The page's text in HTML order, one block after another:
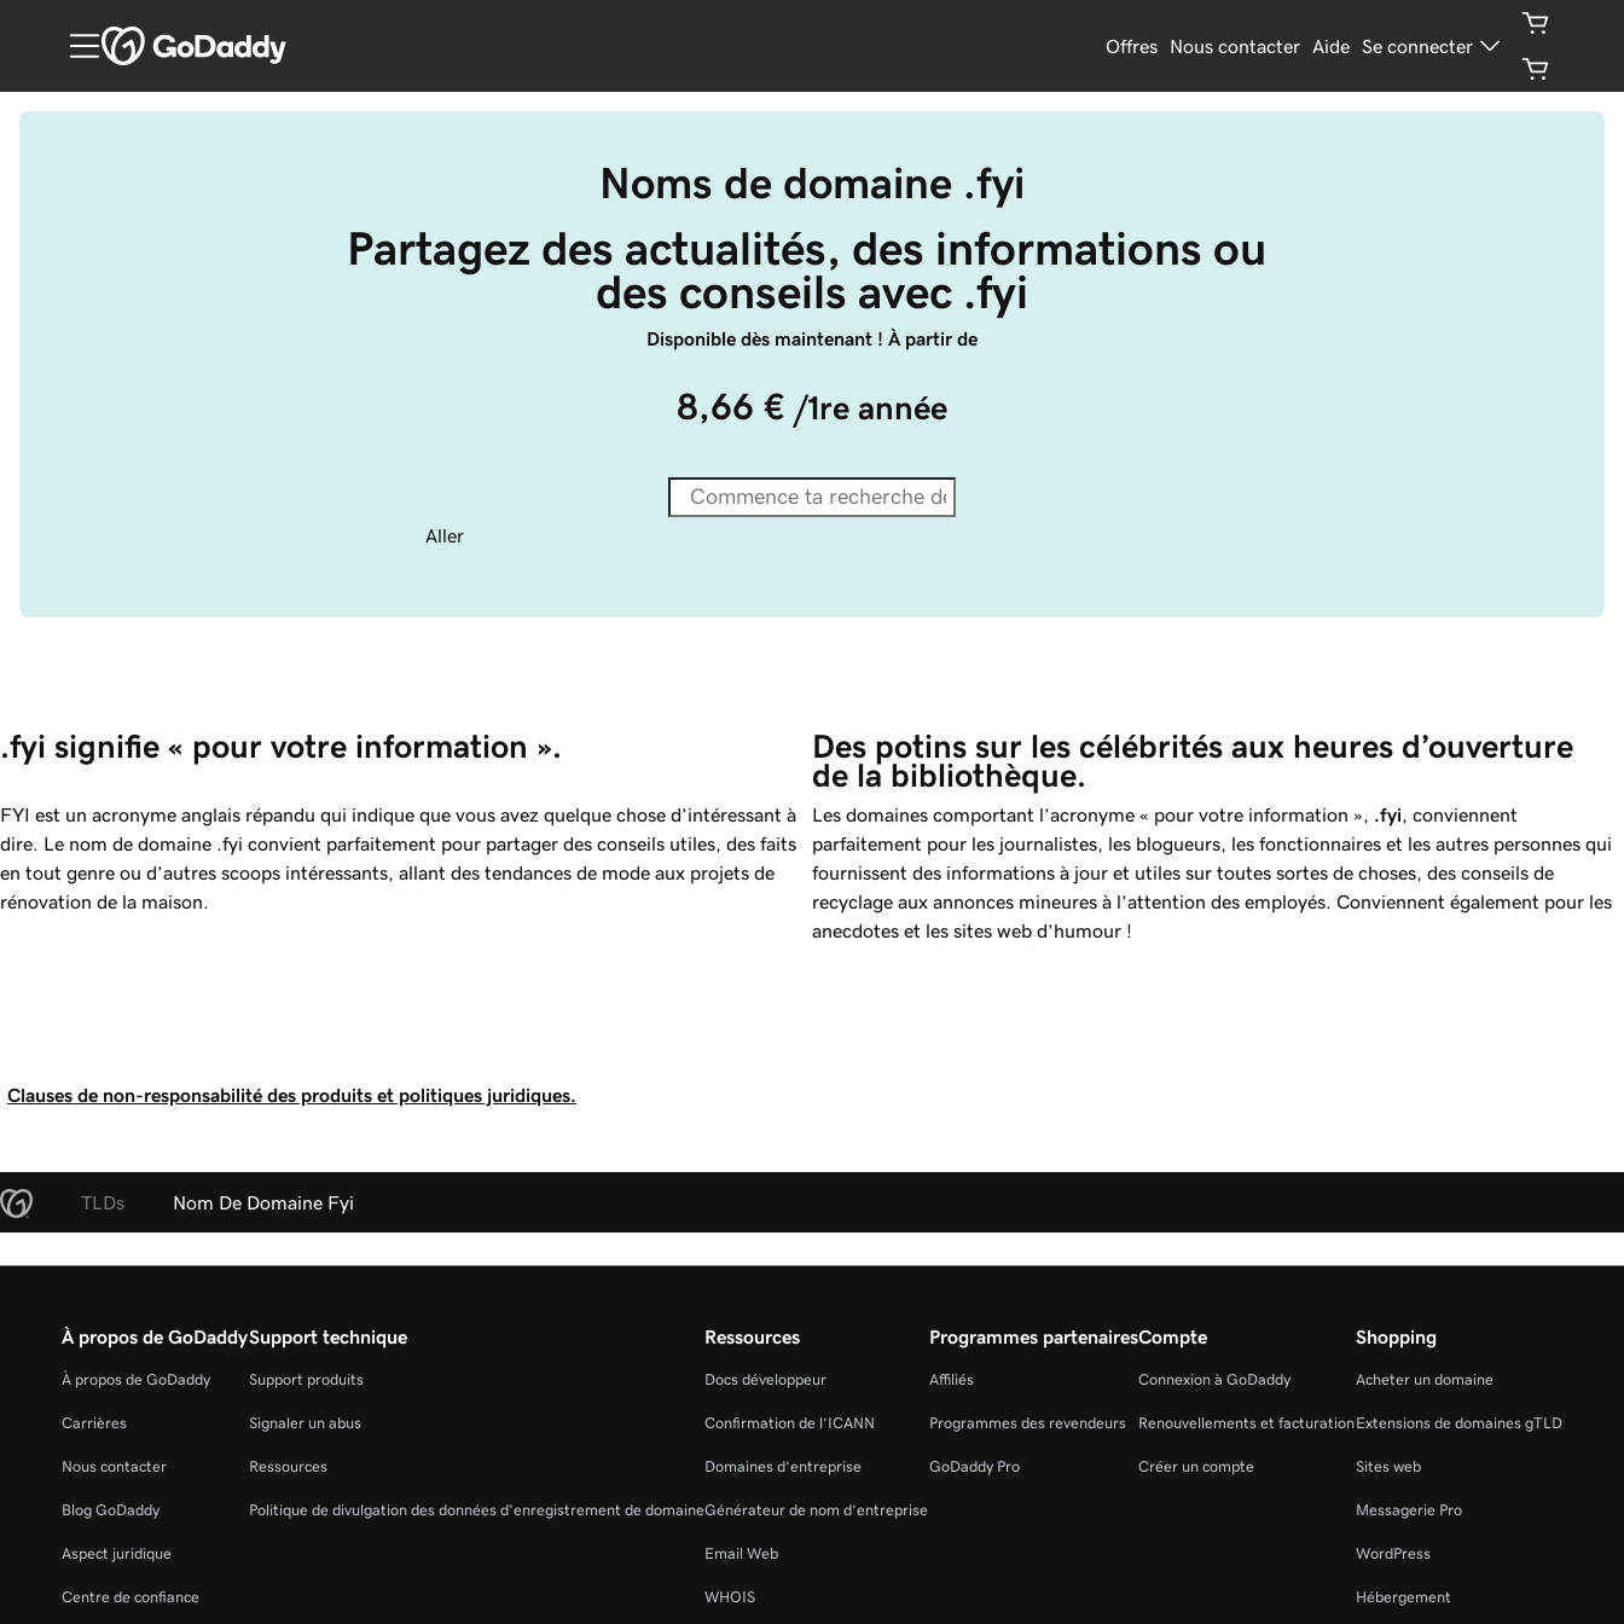
Offres Nous contacter Aide Se connecter
Noms de domaine .fyi
Partagez des actualités, des informations ou
des conseils avec .fyi
Disponible dès maintenant ! À partir de
8,66 € /1re année
Aller
.fyi signifie « pour votre information ».
FYI est un acronyme anglais répandu qui indique que vous avez quelque chose d’intéressant à
dire. Le nom de domaine .fyi convient parfaitement pour partager des conseils utiles, des faits
en tout genre ou d’autres scoops intéressants, allant des tendances de mode aux projets de
rénovation de la maison.
Des potins sur les célébrités aux heures d’ouverture
de la bibliothèque.
Les domaines comportant l’acronyme « pour votre information », .fyi , conviennent
parfaitement pour les journalistes, les blogueurs, les fonctionnaires et les autres personnes qui
fournissent des informations à jour et utiles sur toutes sortes de choses, des conseils de
recyclage aux annonces mineures à l’attention des employés. Conviennent également pour les
anecdotes et les sites web d’humour !
Clauses de non-responsabilité des produits et politiques juridiques.
TLDs Nom De Domaine Fyi
À propos de GoDaddy
À propos de GoDaddy
Carrières
Nous contacter
Blog GoDaddy
Aspect juridique
Centre de confiance
Support technique
Support produits
Signaler un abus
Ressources
Politique de divulgation des données d'enregistrement de domaine
Ressources
Docs développeur
Confirmation de l’ICANN
Domaines d’entreprise
Générateur de nom d’entreprise
Email Web
WHOIS
Programmes partenaires
Affiliés
Programmes des revendeurs
GoDaddy Pro
Compte
Connexion à GoDaddy
Renouvellements et facturation
Créer un compte
Shopping
Acheter un domaine
Extensions de domaines gTLD
Sites web
Messagerie Pro
WordPress
Hébergement